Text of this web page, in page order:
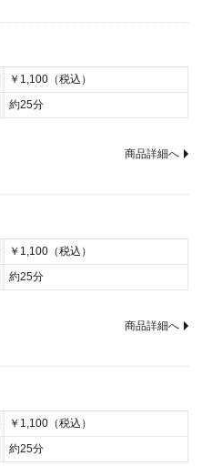
￥1,100（税込）
約25分
商品詳細へ
￥1,100（税込）
約25分
商品詳細へ
￥1,100（税込）
約25分